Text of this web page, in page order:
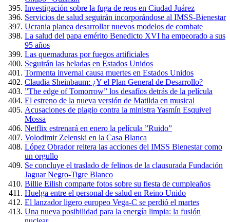
Investigación sobre la fuga de reos en Ciudad Juárez
Servicios de salud seguirán incorporándose al IMSS-Bienestar
Ucrania planea desarrollar nuevos modelos de combate
La salud del papa emérito Benedicto XVI ha empeorado a sus
95 años
Las quemaduras por fuegos artificiales
Seguirán las heladas en Estados Unidos
Tormenta invernal causa muertes en Estados Unidos
Claudia Sheinbaum: ¿Y el Plan General de Desarrollo?
”The edge of Tomorrow” los desafíos detrás de la película
El estreno de la nueva versión de Matilda en musical
Acusaciones de plagio contra la ministra Yasmín Esquivel
Mossa
Netflix estrenará en enero la película ”Ruido”
Volodimir Zelenski en la Casa Blanca
López Obrador reitera las acciones del IMSS Bienestar como
un orgullo
Se concluye el traslado de felinos de la clausurada Fundación
Jaguar Negro-Tigre Blanco
Billie Eilish comparte fotos sobre su fiesta de cumpleaños
Huelga entre el personal de salud en Reino Unido
El lanzador ligero europeo Vega-C se perdió el martes
Una nueva posibilidad para la energía limpia: la fusión